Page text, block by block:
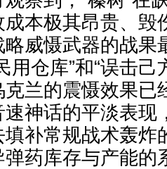
本极其昂贵、毁
威慑武器的战果
用仓库”和“误击
兰的震慑效果已
神话的平淡表现
补常规战术轰炸
药库存与产能的